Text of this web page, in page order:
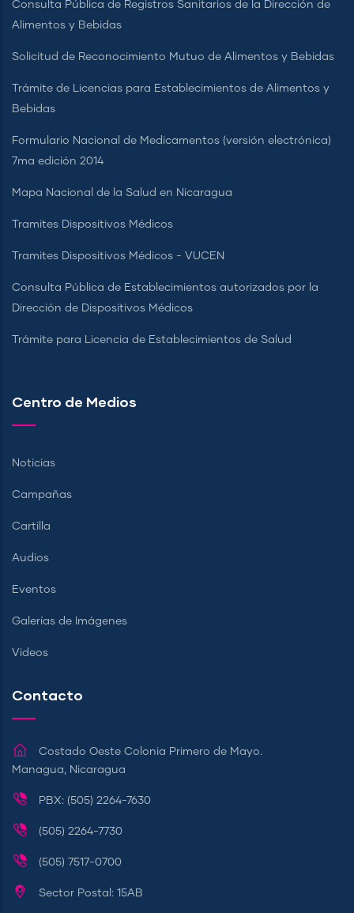
Consulta Pública de Registros Sanitarios de la Dirección de
Alimentos y Bebidas
Solicitud de Reconocimiento Mutuo de Alimentos y Bebidas
Trámite de Licencias para Establecimientos de Alimentos y
Bebidas
Formulario Nacional de Medicamentos (versión electrónica)
7ma edición 2014
Mapa Nacional de la Salud en Nicaragua
Tramites Dispositivos Médicos
Tramites Dispositivos Médicos - VUCEN
Consulta Pública de Establecimientos autorizados por la
Dirección de Dispositivos Médicos
Trámite para Licencia de Establecimientos de Salud
Centro de Medios
Noticias
Campañas
Cartilla
Audios
Eventos
Galerías de Imágenes
Videos
Contacto
Costado Oeste Colonia Primero de Mayo.
Managua, Nicaragua
PBX: (505) 2264-7630
(505) 2264-7730
(505) 7517-0700
Sector Postal: 15AB